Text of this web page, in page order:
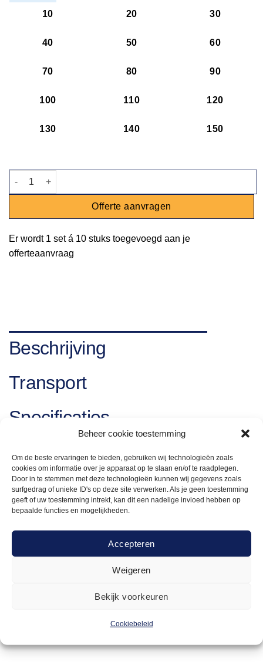
Beheer cookie toestemming
Om de beste ervaringen te bieden, gebruiken wij technologieën zoals
cookies om informatie over je apparaat op te slaan en/of te raadplegen.
Door in te stemmen met deze technologieën kunnen wij gegevens zoals
surfgedrag of unieke ID's op deze site verwerken. Als je geen toestemming
geeft of uw toestemming intrekt, kan dit een nadelige invloed hebben op
bepaalde functies en mogelijkheden.
Accepteren
Weigeren
Bekijk voorkeuren
Cookiebeleid
10 20 30
40 50 60
70 80 90
100 110 120
130 140 150
Bord Jersey diep - grijs - Ø 26,5cm aantal
Offerte aanvragen
Er wordt 1 setá 10 stuks toegevoegd aan je
offerteaanvraag
Beschrijving
Transport
Specificaties
uitstekend leent voor zowel het serveren van kleine hapjes
als grote gerechten. De compleetheid van het Jersey
assortiment zorgt voor veel mogelijkheden en kan ingezet
worden voor een breed scala aan horecaconcepten. Van
dining. Jersey zorgt altijd voor een fraaie, kleurrijke
aanvulling van uw concept.